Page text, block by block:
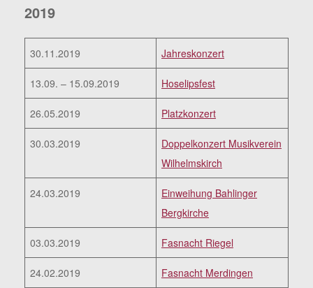
2019
30.11.2019 Jahreskonzert
13.09. – 15.09.2019 Hoselipsfest
26.05.2019 Platzkonzert
30.03.2019
Doppelkonzert Musikverein
Wilhelmskirch
24.03.2019
Einweihung Bahlinger
Bergkirche
03.03.2019 Fasnacht Riegel
24.02.2019 Fasnacht Merdingen